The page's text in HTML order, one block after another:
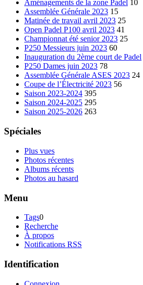
Aménagements de la zone Padel 10
Assemblée Générale 2023 15
Matinée de travail avril 2023 25
Open Padel P100 avril 2023 41
Championnat été senior 2023 25
P250 Messieurs juin 2023 60
Inauguration du 2ème court de Padel
P250 Dames juin 2023 78
Assemblée Générale ASES 2023 24
Coupe de l’Électricité 2023 56
Saison 2023-2024 395
Saison 2024-2025 295
Saison 2025-2026 263
Spéciales
Plus vues
Photos récentes
Albums récents
Photos au hasard
Menu
Tags0
Recherche
À propos
Notifications RSS
Identification